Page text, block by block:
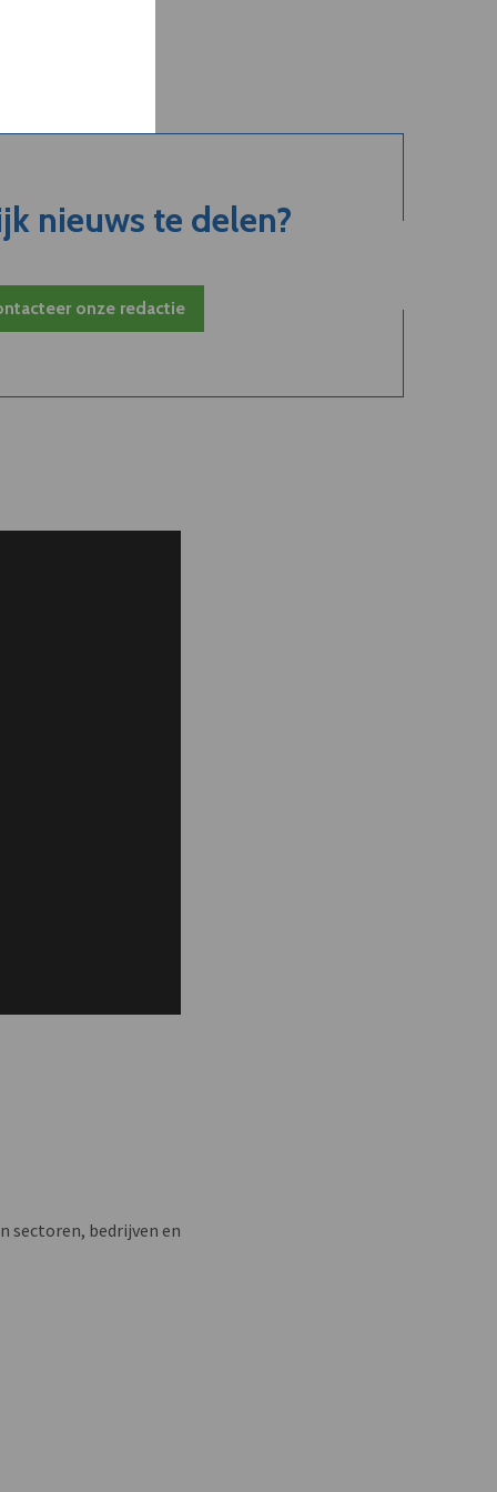
nieuws te delen?
onze redactie
sectoren, bedrijven en